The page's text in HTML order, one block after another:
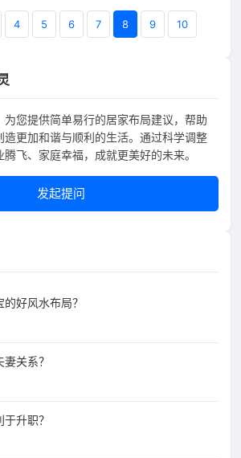
4 5 6 7 8 9 10
为您提供简单易行的居家布局建议，帮助
造更加和谐与顺利的生活。通过科学调整
飞、家庭幸福，成就更美好的未来。
发起提问
好风水布局？
关系？
升职？